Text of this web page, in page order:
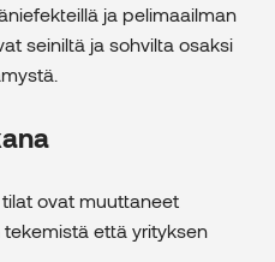
ja pelimaailman
seiniltä ja sohvilta osaksi
ovat muuttaneet
että yrityksen